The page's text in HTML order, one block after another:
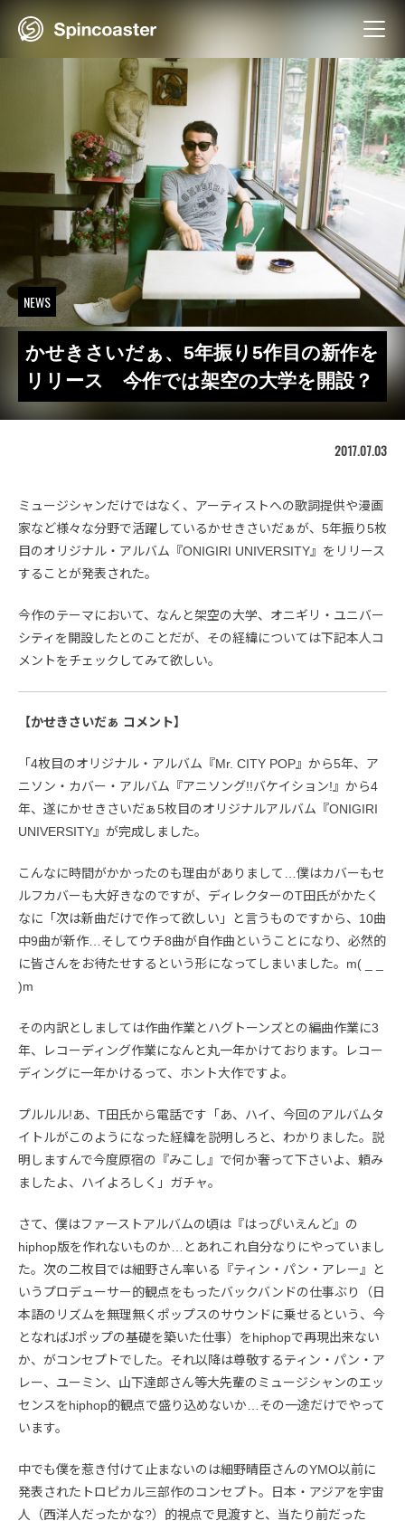
NEWS
かせきさいだぁ、5年振り5作目の新作を
リリース 今作では架空の大学を開設？
2017.07.03
ミュージシャンだけではなく、アーティストへの歌詞提供や漫画
家など様々な分野で活躍しているかせきさいだぁが、5年振り5枚
目のオリジナル・アルバム『ONIGIRI UNIVERSITY』をリリース
することが発表された。
今作のテーマにおいて、なんと架空の大学、オニギリ・ユニバー
シティを開設したとのことだが、その経緯については下記本人コ
メントをチェックしてみて欲しい。
【かせきさいだぁ コメント】
「4枚目のオリジナル・アルバム『Mr. CITY POP』から5年、ア
ニソン・カバー・アルバム『アニソング!!バケイション!』から4
年、遂にかせきさいだぁ5枚目のオリジナルアルバム『ONIGIRI
UNIVERSITY』が完成しました。
こんなに時間がかかったのも理由がありまして…僕はカバーもセ
ルフカバーも大好きなのですが、ディレクターのT田氏がかたく
なに「次は新曲だけで作って欲しい」と言うものですから、10曲
中9曲が新作…そしてウチ8曲が自作曲ということになり、必然的
に皆さんをお待たせするという形になってしまいました。m( _ _
)m
その内訳としましては作曲作業とハグトーンズとの編曲作業に3
年、レコーディング作業になんと丸一年かけております。レコー
ディングに一年かけるって、ホント大作ですよ。
プルルル!あ、T田氏から電話です「あ、ハイ、今回のアルバムタ
イトルがこのようになった経緯を説明しろと、わかりました。説
明しますんで今度原宿の『みこし』で何か奢って下さいよ、頼み
ましたよ、ハイよろしく」ガチャ。
さて、僕はファーストアルバムの頃は『はっぴいえんど』の
hiphop版を作れないものか…とあれこれ自分なりにやっていまし
た。次の二枚目では細野さん率いる『ティン・パン・アレー』と
いうプロデューサー的観点をもったバックバンドの仕事ぶり（日
本語のリズムを無理無くポップスのサウンドに乗せるという、今
となればJポップの基礎を築いた仕事）をhiphopで再現出来ない
か、がコンセプトでした。それ以降は尊敬するティン・パン・ア
レー、ユーミン、山下達郎さん等大先輩のミュージシャンのエッ
センスをhiphop的観点で盛り込めないか…その一途だけでやって
います。
中でも僕を惹き付けて止まないのは細野晴臣さんのYMO以前に
発表されたトロピカル三部作のコンセプト。日本・アジアを宇宙
人（西洋人だったかな?）的視点で見渡すと、当たり前だった